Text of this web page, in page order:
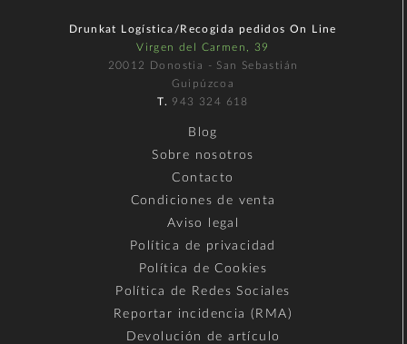
Drunkat Logística/Recogida pedidos On Line
Virgen del Carmen, 39
20012 Donostia - San Sebastián
Guipúzcoa
T. 943 324 618
Blog
Sobre nosotros
Contacto
Condiciones de venta
Aviso legal
Política de privacidad
Política de Cookies
Política de Redes Sociales
Reportar incidencia (RMA)
Devolución de artículo